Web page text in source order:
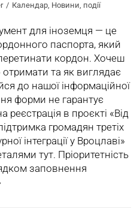
Календар, Новини, події
для іноземця — це
паспорта, який
кордон. Хочеш
та як виглядає
до нашої інформаційної
форми не гарантує
реєстрація в проєкті «Від
громадян третіх
інтеграції у Вроцлаві»
тут. Пріоритетність
заповнення